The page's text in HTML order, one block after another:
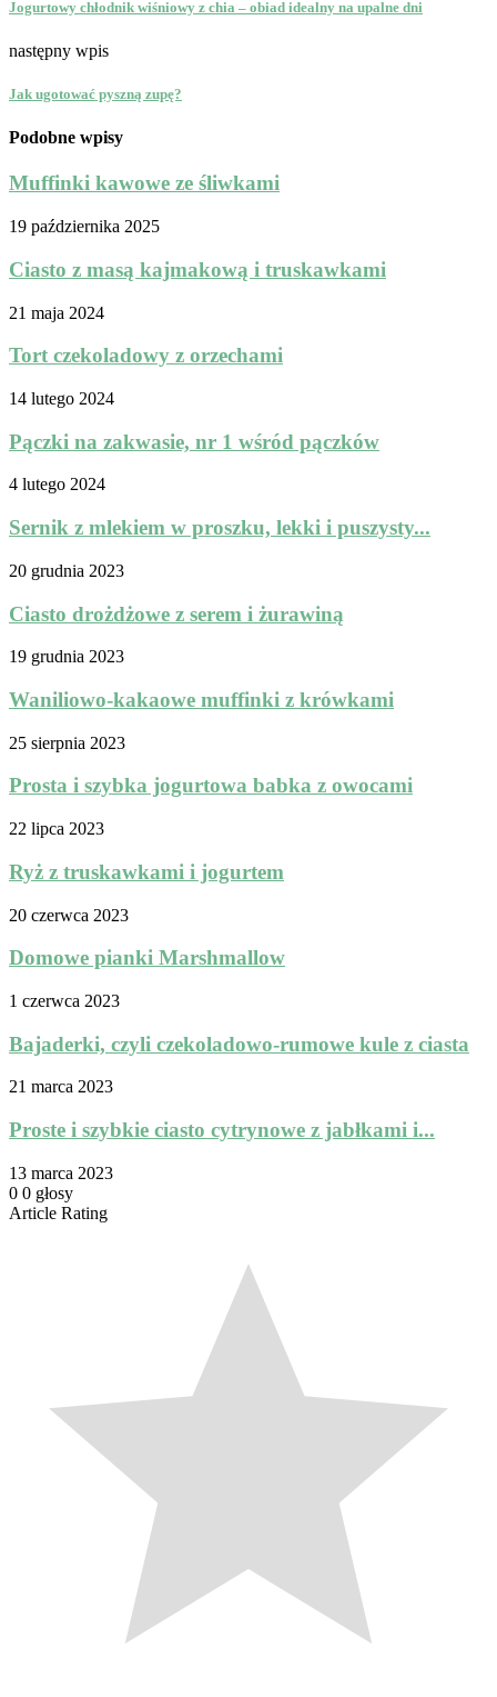
Jogurtowy chłodnik wiśniowy z chia – obiad idealny na upalne dni
następny wpis
Jak ugotować pyszną zupę?
Podobne wpisy
Muffinki kawowe ze śliwkami
19 października 2025
Ciasto z masą kajmakową i truskawkami
21 maja 2024
Tort czekoladowy z orzechami
14 lutego 2024
Pączki na zakwasie, nr 1 wśród pączków
4 lutego 2024
Sernik z mlekiem w proszku, lekki i puszysty...
20 grudnia 2023
Ciasto drożdżowe z serem i żurawiną
19 grudnia 2023
Waniliowo-kakaowe muffinki z krówkami
25 sierpnia 2023
Prosta i szybka jogurtowa babka z owocami
22 lipca 2023
Ryż z truskawkami i jogurtem
20 czerwca 2023
Domowe pianki Marshmallow
1 czerwca 2023
Bajaderki, czyli czekoladowo-rumowe kule z ciasta
21 marca 2023
Proste i szybkie ciasto cytrynowe z jabłkami i...
13 marca 2023
0 0 głosy
Article Rating